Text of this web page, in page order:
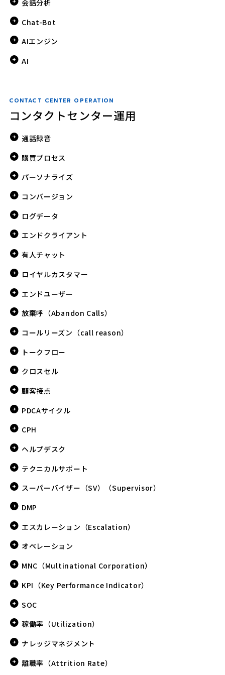
会話分析
Chat-Bot
AIエンジン
AI
CONTACT CENTER OPERATION
コンタクトセンター運用
通話録音
購買プロセス
パーソナライズ
コンバージョン
ログデータ
エンドクライアント
有人チャット
ロイヤルカスタマー
エンドユーザー
放棄呼（Abandon Calls）
コールリーズン（call reason）
トークフロー
クロスセル
顧客接点
PDCAサイクル
CPH
ヘルプデスク
テクニカルサポート
スーパーバイザー（SV）（Supervisor）
DMP
エスカレーション（Escalation）
オペレーション
MNC（Multinational Corporation）
KPI（Key Performance Indicator）
SOC
稼働率（Utilization）
ナレッジマネジメント
離職率（Attrition Rate）